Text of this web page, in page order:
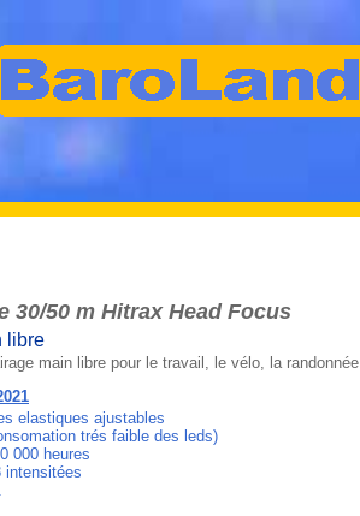
30/50 m Hitrax Head Focus
libre
main libre pour le travail, le vélo, la
elastiques ajustables
trés faible des leds)
000 heures
intensitées